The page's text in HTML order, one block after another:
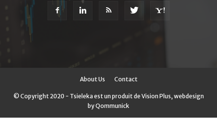
About Us Contact
© Copyright 2020 - Tsieleka est un produit de Vision Plus, webdesign
by Qommunick